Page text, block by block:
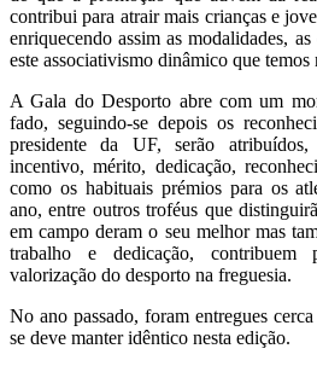
contribui para atrair mais crianças e
enriquecendo assim as modalidades,
este associativismo dinâmico que temos
A Gala do Desporto abre com um
fado, seguindo-se depois os
presidente da UF, serão
incentivo, mérito, dedicação,
como os habituais prémios para os
ano, entre outros troféus que
em campo deram o seu melhor mas
trabalho e dedicação, contribuem
valorização do desporto na freguesia.
No ano passado, foram entregues
se deve manter idêntico nesta edição.